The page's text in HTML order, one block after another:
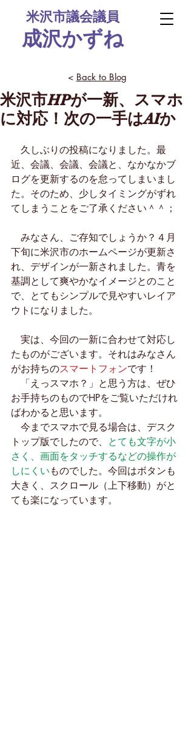
米沢市議会議員
​成沢かずね
< Back to Blog
米沢市HPが一新、スマホ
に対応！次の一手はAIか
久しぶりの投稿になりました。最
近、会議、会議、会議と、なかなかブ
ログを更新するのを怠ってしまいまし
た。そのため、少しタイミングがずれ
てしまうことをご了承ください＾＾；
みなさん、ご存知でしょうか？４月
下旬に米沢市のホームページが更新さ
れ、デザインが一新されました。青を
基調として爽やかなイメージとのこと
で、とてもシンプルで見やすいレイア
ウトになりました。
実は、今回の一新に合わせて対応し
たものがございます。それはみなさん
がお持ちのスマートフォンです！
「えっスマホ？」と思う方は、ぜひ
お手持ちのものでHPをご覧いただけれ
ばわかると思います。
今までスマホで見る場合は、デスク
トップ版でしたので、 とても文字が小
さく、画面をタッチするなどの操作が
しにくいものでした。今回はボタンも
大きく、スクロール（上下移動）がと
ても楽になっています。